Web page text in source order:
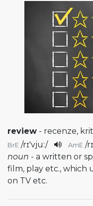
review - recenze,
BrE /rɪ'vju:/ AmE /
noun - a written or
film, play etc., which
on TV etc.